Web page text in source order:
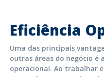
Eficiência
Uma das principais
outras áreas do negócio é
operacional. Ao trabalhar